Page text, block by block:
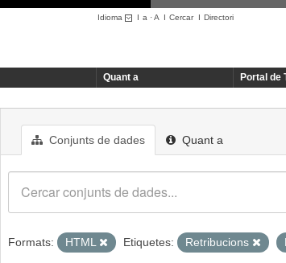
Idioma I a ·A I CercarI Directori
Quant a Portal de
Conjunts de dades Quant a
Formats: HTML Etiquetes: Retribucions